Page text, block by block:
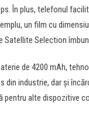
În plus, telefonul
un film cu
Satellite Selection
de 4200 mAh,
din industrie, dar și
pentru alte dispozitive